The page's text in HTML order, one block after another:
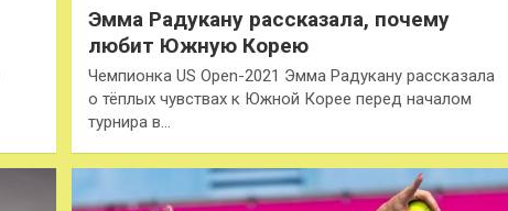
Эмма Радукану рассказала, почему
любит Южную Корею
Чемпионка US Open-2021 Эмма Радукану рассказала
о тёплых чувствах к Южной Корее перед началом
турнира в…